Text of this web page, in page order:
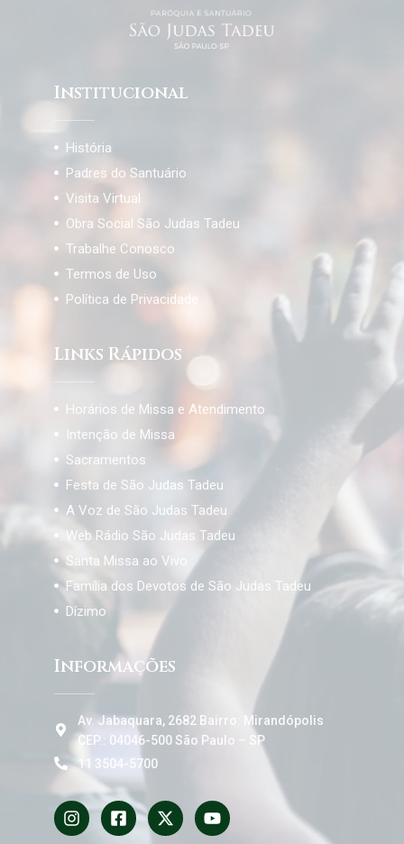
Institucional
História
Padres do Santuário
Visita Virtual
Obra Social São Judas Tadeu
Trabalhe Conosco
Termos de Uso
Política de Privacidade
Links Rápidos
Horários de Missa e Atendimento
Intenção de Missa
Sacramentos
Festa de São Judas Tadeu
A Voz de São Judas Tadeu
Web Rádio São Judas Tadeu
Santa Missa ao Vivo
Família dos Devotos de São Judas Tadeu
Dízimo
Informações
Av. Jabaquara, 2682 Bairro: Mirandópolis
CEP.: 04046-500 São Paulo – SP
11 3504-5700